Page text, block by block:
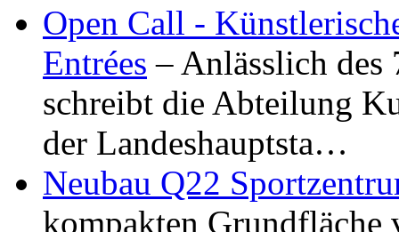
Open Call -
Entrées – Anlässlich
schreibt die Abteilung
der Landeshauptsta…
Neubau Q22
kompakten Grundfläche